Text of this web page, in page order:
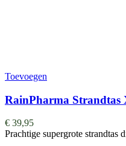
Toevoegen
RainPharma Strandtas
€ 39,95
Prachtige supergrote strandtas